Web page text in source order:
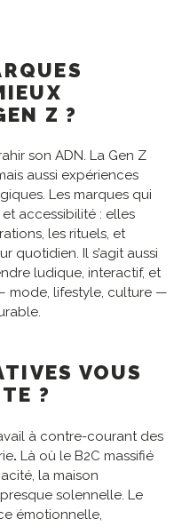
Z ?
son ADN. La Gen Z
aussi expériences
Les marques qui
accessibilité : elles
les rituels, et
quotidien. Il s’agit aussi
ludique, interactif, et
mode, lifestyle, culture —
VOUS
?
à contre-courant des
. Là où le B2C massifié
la maison
solennelle. Le
émotionnelle,